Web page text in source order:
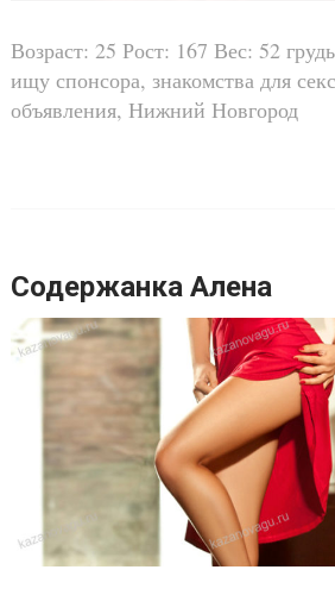
Возраст: 25 Рост: 167 Вес: 52
ищу спонсора, знакомства для
объявления, Нижний Новгород
Содержанка Алена